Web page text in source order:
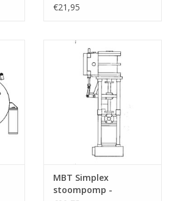
: N/A (60.03.004)
€21,95
MBT Simplex
stoompomp -